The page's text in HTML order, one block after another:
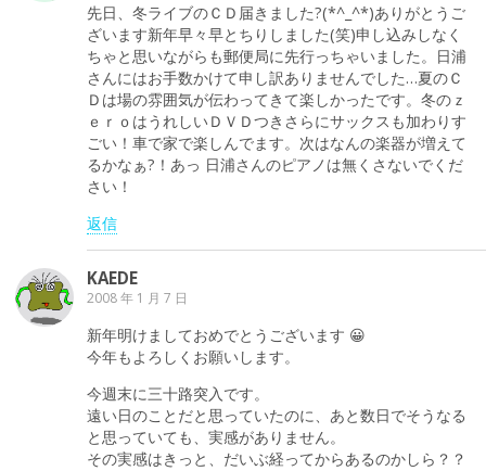
先日、冬ライブのＣＤ届きました?(*^_^*)ありがとうご
ざいます新年早々早とちりしました(笑)申し込みしなく
ちゃと思いながらも郵便局に先行っちゃいました。日浦
さんにはお手数かけて申し訳ありませんでした…夏のＣ
Ｄは場の雰囲気が伝わってきて楽しかったです。冬のｚ
ｅｒｏはうれしいＤＶＤつきさらにサックスも加わりす
ごい！車で家で楽しんでます。次はなんの楽器が増えて
るかなぁ?！あっ 日浦さんのピアノは無くさないでくだ
さい！
返信
KAEDE
2008 年 1 月 7 日
新年明けましておめでとうございます 😀
今年もよろしくお願いします。
今週末に三十路突入です。
遠い日のことだと思っていたのに、あと数日でそうなる
と思っていても、実感がありません。
その実感はきっと、だいぶ経ってからあるのかしら？？